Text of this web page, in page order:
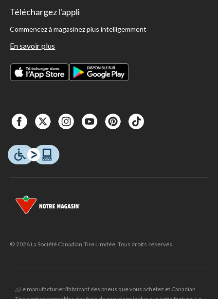
Téléchargez l'appli
Commencez à magasinez plus intelligemment
En savoir plus
© 2026 La Société Canadian Tire Limitée. Tous droits réservés.
△Le manufacturier/fabricant des pneus que vous achetez et Canadian